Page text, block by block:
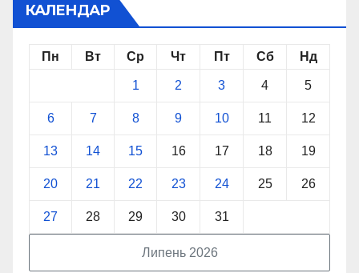
КАЛЕНДАР
Липень 2026
Пн Вт Ср Чт Пт Сб Нд
1 2 3 4 5
6 7 8 9 10 11 12
13 14 15 16 17 18 19
20 21 22 23 24 25 26
27 28 29 30 31